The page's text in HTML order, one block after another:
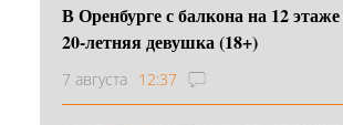
В Оренбурге с балкона на 12
20-летняя девушка (18+)
7 августа 12:37